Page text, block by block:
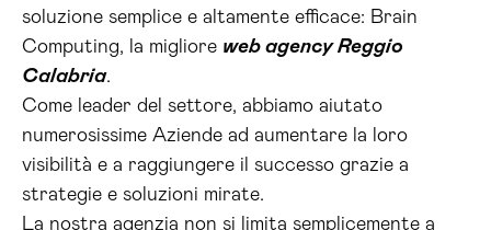
soluzione semplice e altamente efficace: Brain
Computing, la migliore web agency Reggio
Calabria.
Come leader del settore, abbiamo aiutato
numerosissime Aziende ad aumentare la loro
visibilità e a raggiungere il successo grazie a
strategie e soluzioni mirate.
La nostra agenzia non si limita semplicemente a